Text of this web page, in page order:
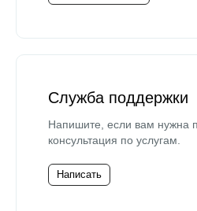
Служба поддержки
Напишите, если вам нужна
консультация по услугам.
Написать